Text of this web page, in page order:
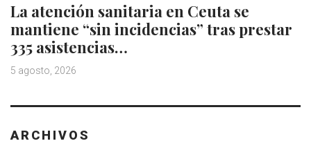
La atención sanitaria en Ceuta se
mantiene “sin incidencias” tras prestar
335 asistencias…
5 agosto, 2026
ARCHIVOS